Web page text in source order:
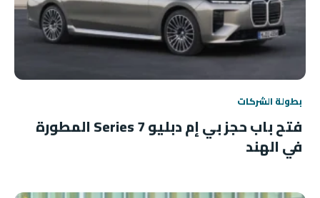
بطولة الشركات
فتح باب حجز بي إم دبليو 7 Series المطورة
في الهند